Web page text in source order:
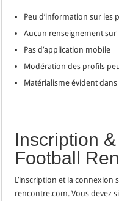
Peu d’information sur les
Aucun renseignement
Pas d’application mobile
Modération des profils
Matérialisme évident
Inscription
Football
L’inscription et la connexion
rencontre.com. Vous devez